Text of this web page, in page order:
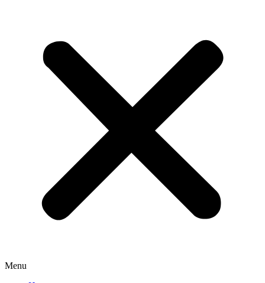
Menu